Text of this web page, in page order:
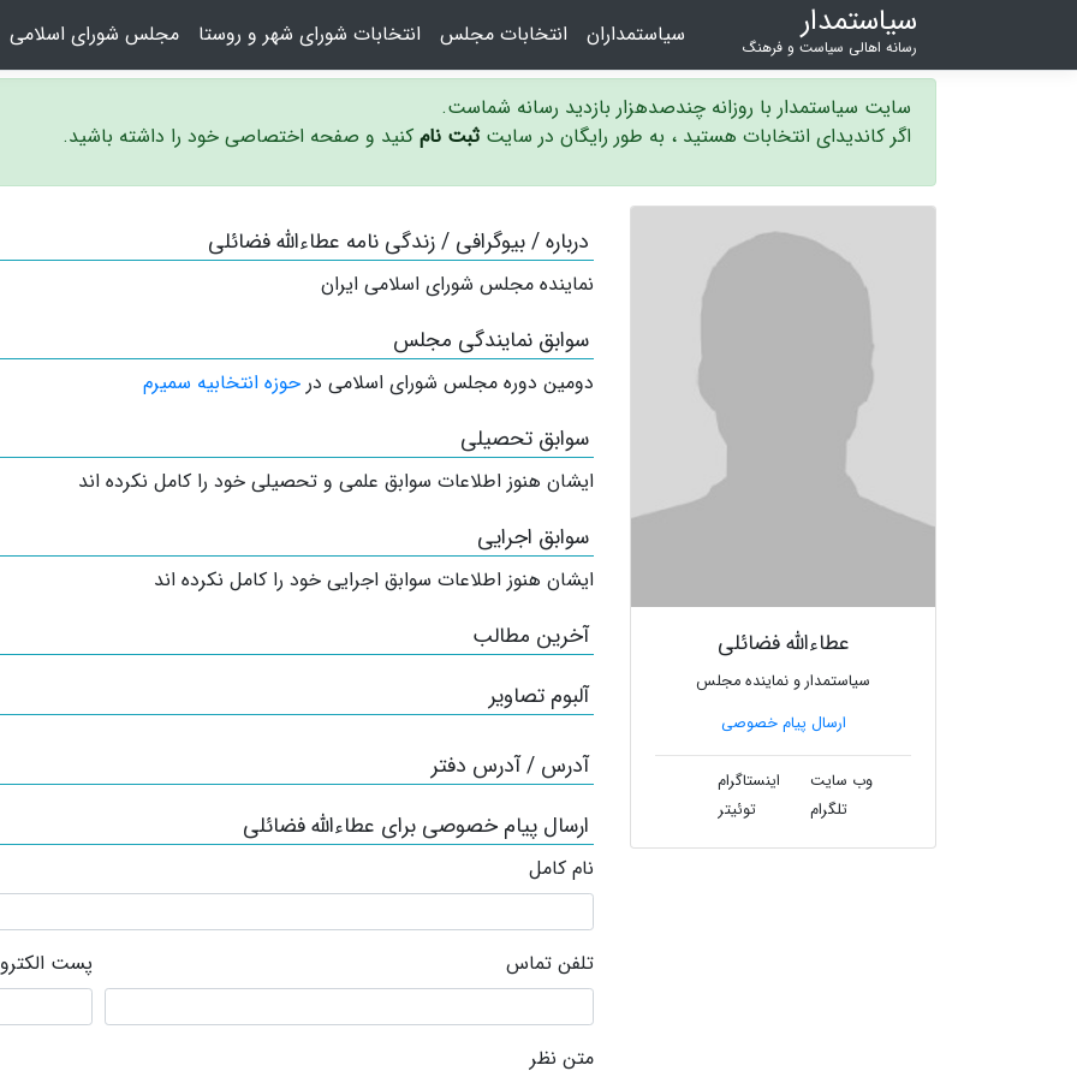
سیاستمدار
رسانه اهالی سیاست و فرهنگ سیاستمداران انتخابات مجلس انتخابات شورای شهر و روستا مجلس شورای اسلامی
سایت سیاستمدار با روزانه چندصدهزار بازدید رسانه شماست.
اگر کاندیدای انتخابات هستید ، به طور رایگان در سایت ثبت نام کنید و صفحه اختصاصی خود را داشته باشید.
عطاءالله فضائلی
سیاستمدار و نماینده مجلس
ارسال پیام خصوصی
وب سایت
اینستاگرام
تلگرام
توئیتر
درباره / بیوگرافی / زندگی نامه عطاءالله فضائلی
نماینده مجلس شورای اسلامی ایران
سوابق نمایندگی مجلس
دومین دوره مجلس شورای اسلامی در حوزه انتخابیه سمیرم
سوابق تحصیلی
ایشان هنوز اطلاعات سوابق علمی و تحصیلی خود را کامل نکرده اند
سوابق اجرایی
ایشان هنوز اطلاعات سوابق اجرایی خود را کامل نکرده اند
آخرین مطالب
آلبوم تصاویر
آدرس / آدرس دفتر
ارسال پیام خصوصی برای عطاءالله فضائلی
نام کامل
تلفن تماس پست
متن نظر